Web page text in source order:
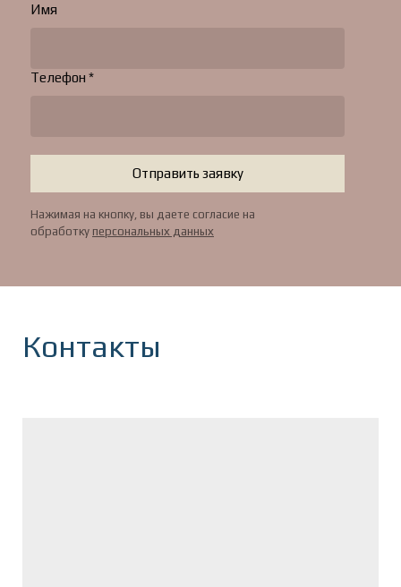
Имя
Телефон *
Отправить заявку
Нажимая на кнопку, вы даете согласие на
обработку персональных данных
Контакты